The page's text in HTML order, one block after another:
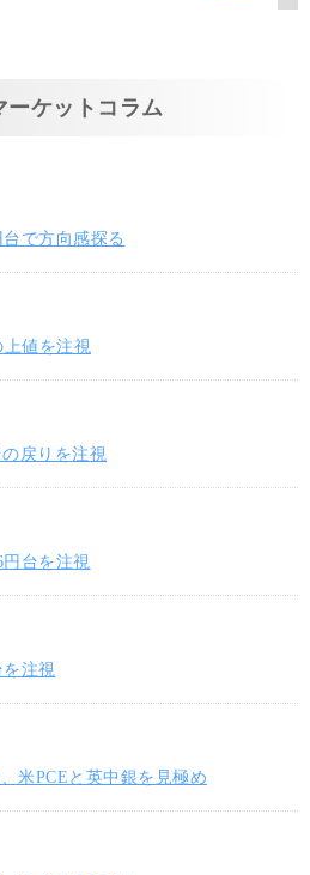
ーケットコラム
で方向感探る
上値を注視
戻りを注視
円台を注視
注視
米PCEと英中銀を見極め